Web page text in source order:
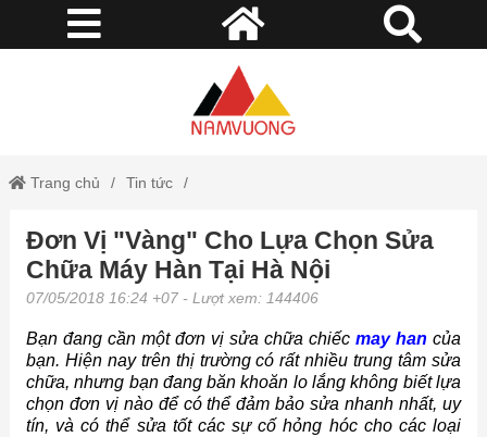
Trang chủ Tin tức
Đơn Vị "Vàng" Cho Lựa Chọn Sửa Chữa Máy Hàn Tại Hà Nội
Đơn Vị "Vàng" Cho Lựa Chọn Sửa
Chữa Máy Hàn Tại Hà Nội
07/05/2018 16:24 +07 - Lượt xem: 144406
Bạn đang cần một đơn vị sửa chữa chiếcmay han của
bạn. Hiện nay trên thị trường có rất nhiều trung tâm sửa
chữa, nhưng bạn đang băn khoăn lo lắng không biết lựa
chọn đơn vị nào để có thể đảm bảo sửa nhanh nhất, uy
tín, và có thể sửa tốt các sự cố hỏng hóc cho các loại